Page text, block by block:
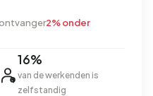
2% onder
16%
van de werkenden is
zelfstandig